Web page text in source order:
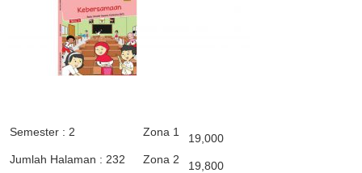
Semester : 2 Zona 1
19,000
Jumlah Halaman : 232
Zona 2
19,800